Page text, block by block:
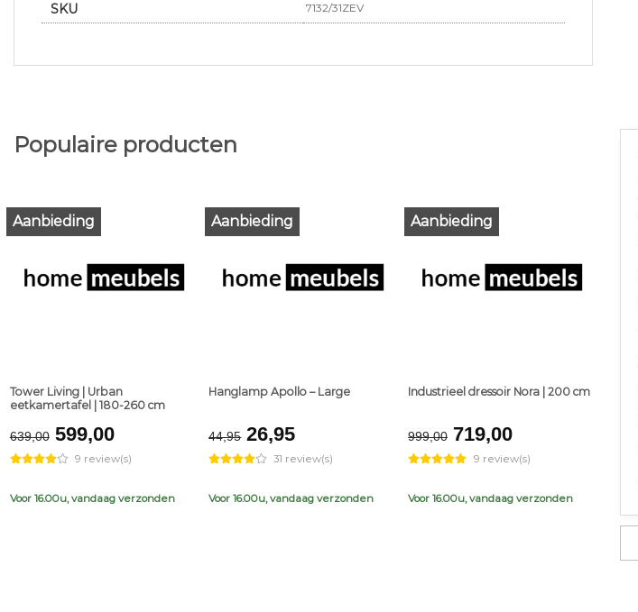
SKU 7132/31ZEV
Populaire producten
Aanbieding
Tower Living | Urban
eetkamertafel | 180-260 cm
639,00 Original
price
was:
€639,00.
599,00Current
price
is:
€599,00.
9 review(s)
Voor 16.00u, vandaag verzonden
Aanbieding
Hanglamp Apollo – Large
44,95 Original
price
was:
€44,95.
26,95Current
price
is:
€26,95.
31 review(s)
Voor 16.00u, vandaag verzonden
Aanbieding
Industrieel dressoir Nora | 200 cm
999,00 Original
price
was:
€999,00.
719,00Current
price
is:
€719,00.
9 review(s)
Voor 16.00u, vandaag verzonden